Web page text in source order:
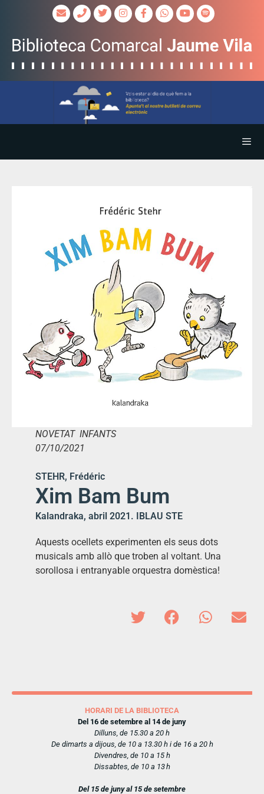
NOVETAT INFANTS
07/10/2021
STEHR, Frédéric
Xim Bam Bum
Kalandraka, abril 2021. IBLAU STE
Aquests ocellets experimenten els seus dots
musicals amb allò que troben al voltant. Una
sorollosa i entranyable orquestra domèstica!
HORARI DE LA BIBLIOTECA
Del 16 de setembre al 14 de juny
Dilluns, de 15.30 a 20 h
De dimarts a dijous, de 10 a 13.30 h i de 16 a 20 h
Divendres, de 10 a 15 h
Dissabtes, de 10 a 13 h
Del 15 de juny al 15 de setembre